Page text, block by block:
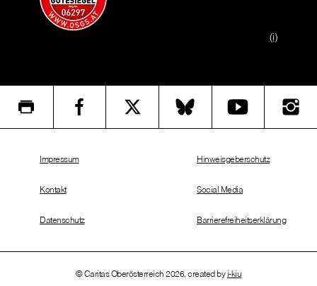
(i)
© Caritas Oberösterreich 2026, created by i-kiu
Impressum
Kontakt
Datenschutz
Hinweisgeberschutz
Social Media
Barrierefreiheitserklärung